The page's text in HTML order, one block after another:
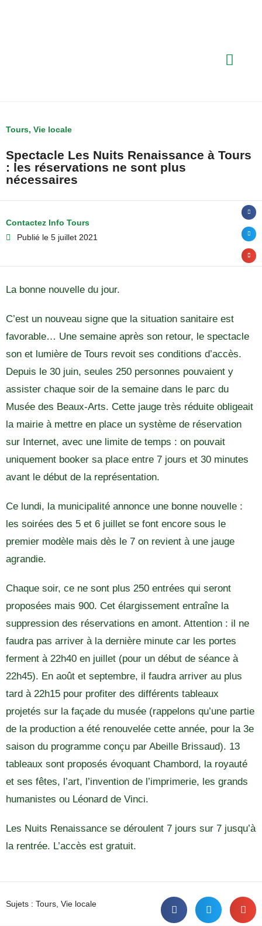
Tours, Vie locale
Spectacle Les Nuits Renaissance à Tours
: les réservations ne sont plus
nécessaires
Contactez Info Tours
Publié le 5 juillet 2021
La bonne nouvelle du jour.
C’est un nouveau signe que la situation sanitaire est
favorable… Une semaine après son retour, le spectacle
son et lumière de Tours revoit ses conditions d’accès.
Depuis le 30 juin, seules 250 personnes pouvaient y
assister chaque soir de la semaine dans le parc du
Musée des Beaux-Arts. Cette jauge très réduite obligeait
la mairie à mettre en place un système de réservation
sur Internet, avec une limite de temps : on pouvait
uniquement booker sa place entre 7 jours et 30 minutes
avant le début de la représentation.
Ce lundi, la municipalité annonce une bonne nouvelle :
les soirées des 5 et 6 juillet se font encore sous le
premier modèle mais dès le 7 on revient à une jauge
agrandie.
Chaque soir, ce ne sont plus 250 entrées qui seront
proposées mais 900. Cet élargissement entraîne la
suppression des réservations en amont. Attention : il ne
faudra pas arriver à la dernière minute car les portes
ferment à 22h40 en juillet (pour un début de séance à
22h45). En août et septembre, il faudra arriver au plus
tard à 22h15 pour profiter des différents tableaux
projetés sur la façade du musée (rappelons qu’une partie
de la production a été renouvelée cette année, pour la 3e
saison du programme conçu par Abeille Brissaud). 13
tableaux sont proposés évoquant Chambord, la royauté
et ses fêtes, l’art, l’invention de l’imprimerie, les grands
humanistes ou Léonard de Vinci.
Les Nuits Renaissance se déroulent 7 jours sur 7 jusqu’à
la rentrée. L’accès est gratuit.
Sujets : Tours Vie locale